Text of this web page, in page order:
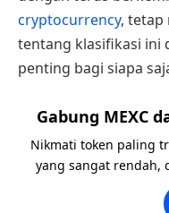
cryptocurrency, tetap
tentang klasifikasi ini
penting bagi siapa
Gabung MEXC
Nikmati token paling
yang sangat rendah,